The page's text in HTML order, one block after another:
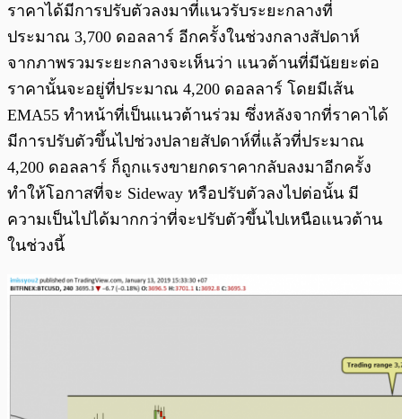
ราคาได้มีการปรับตัวลงมาที่แนวรับระยะกลางที่
ประมาณ 3,700 ดอลลาร์ อีกครั้งในช่วงกลางสัปดาห์
จากภาพรวมระยะกลางจะเห็นว่า แนวต้านที่มีนัยยะต่อ
ราคานั้นจะอยู่ที่ประมาณ 4,200 ดอลลาร์ โดยมีเส้น
EMA55 ทำหน้าที่เป็นแนวต้านร่วม ซึ่งหลังจากที่ราคาได้
มีการปรับตัวขึ้นไปช่วงปลายสัปดาห์ที่แล้วที่ประมาณ
4,200 ดอลลาร์ ก็ถูกแรงขายกดราคากลับลงมาอีกครั้ง
ทำให้โอกาสที่จะ Sideway หรือปรับตัวลงไปต่อนั้น มี
ความเป็นไปได้มากกว่าที่จะปรับตัวขึ้นไปเหนือแนวต้าน
ในช่วงนี้